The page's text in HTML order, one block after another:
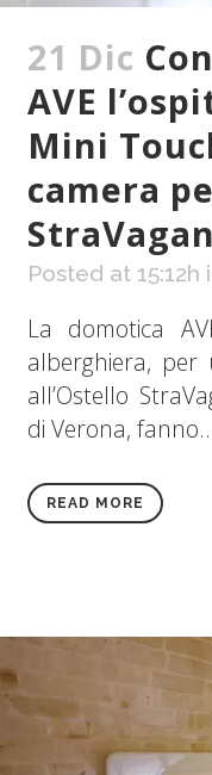
21 Dic
AVE
Mini
camera
Posted at 15:12h
La domotica
alberghiera, per
all’Ostello
di Verona,
READ MORE